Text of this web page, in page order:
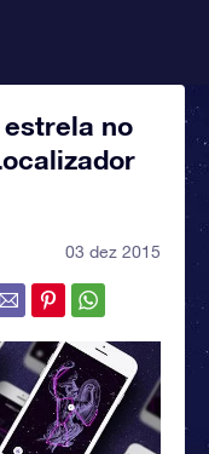
no
03 dez 2015